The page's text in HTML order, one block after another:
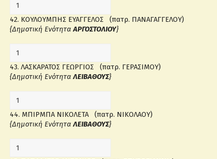
42. ΚΟΥΛΟΥΜΠΗΣ ΕΥΑΓΓΕΛΟΣ (πατρ. ΠΑΝΑΓΑΓΓΕΛΟΥ)
{Δημοτική ΕνότηταΑΡΓΟΣΤΟΛΙΟΥ}
43. ΛΑΣΚΑΡΑΤΟΣ ΓΕΩΡΓΙΟΣ (πατρ. ΓΕΡΑΣΙΜΟΥ)
{Δημοτική ΕνότηταΛΕΙΒΑΘΟΥΣ}
44. ΜΠΙΡΜΠΑ ΝΙΚΟΛΕΤΑ (πατρ. ΝΙΚΟΛΑΟΥ)
{Δημοτική ΕνότηταΛΕΙΒΑΘΟΥΣ}